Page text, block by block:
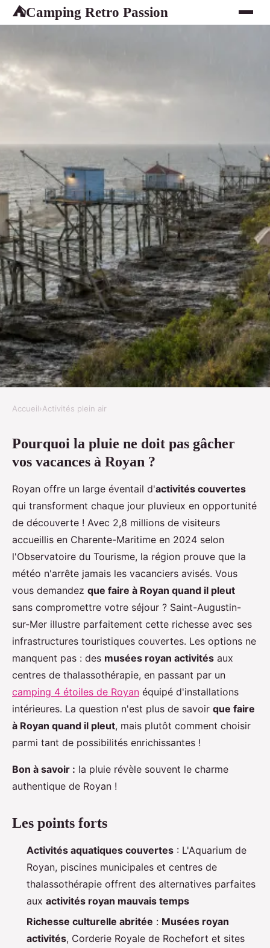
⛺Camping Retro Passion
ACTIVITÉS PLEIN AIR
Que faire à royan quand il pleut
: nos meilleures idées
Emma• 13/06/2026•18 min de lecture
Accueil›Activités plein air
Pourquoi la pluie ne doit pas gâcher
vos vacances à Royan ?
Royan offre un large éventail d'activités couvertes
qui transforment chaque jour pluvieux en opportunité
de découverte ! Avec 2,8 millions de visiteurs
accueillis en Charente-Maritime en 2024 selon
l'Observatoire du Tourisme, la région prouve que la
météo n'arrête jamais les vacanciers avisés. Vous
vous demandez que faire à Royan quand il pleut
sans compromettre votre séjour ? Saint-Augustin-
sur-Mer illustre parfaitement cette richesse avec ses
infrastructures touristiques couvertes. Les options ne
manquent pas : des musées royan activités aux
centres de thalassothérapie, en passant par un
camping 4 étoiles de Royan équipé d'installations
intérieures. La question n'est plus de savoir que faire
à Royan quand il pleut, mais plutôt comment choisir
parmi tant de possibilités enrichissantes !
Bon à savoir : la pluie révèle souvent le charme
authentique de Royan !
Les points forts
Activités aquatiques couvertes : L'Aquarium de
Royan, piscines municipales et centres de
thalassothérapie offrent des alternatives parfaites
aux activités royan mauvais temps
Richesse culturelle abritée : Musées royan
activités, Corderie Royale de Rochefort et sites